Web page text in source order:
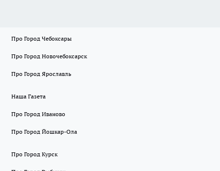
Про Город Чебоксары
Про Город Новочебоксарск
Про Город Ярославль
Наша Газета
Про Город Иваново
Про Город Йошкар-Ола
Про Город Курск